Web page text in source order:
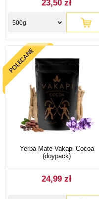
23,50 zł
500g
Yerba Mate Vakapi Cocoa
(doypack)
24,99 zł